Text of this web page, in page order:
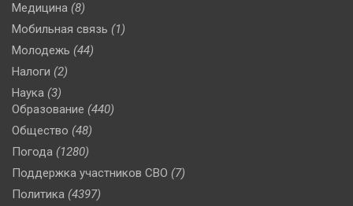
Медицина (8)
Мобильная связь (1)
Молодежь (44)
Налоги (2)
Наука (3)
Образование (440)
Общество (48)
Погода (1280)
Поддержка участников СВО (7)
Политика (4397)